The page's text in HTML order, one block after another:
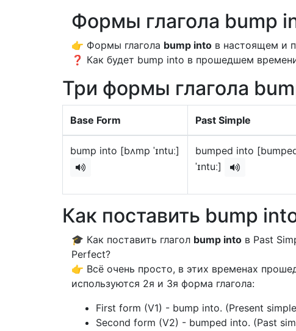
Формы глагола bump
👉 Формы глагола bump into в настоящем и
❓ Как будет bump into в прошедшем
Три формы глагола
Base Form Past Simple
bump into [bʌmp ˈɪntuː]
bumped into
ˈɪntuː]
Как поставить bump
🎓 Как поставить глагол bump into в Past
Perfect?
👉 Всё очень просто, в этих временах
используются 2я и 3я форма глагола:
First form (V1) - bump into. (Present
Second form (V2) - bumped into. (Past